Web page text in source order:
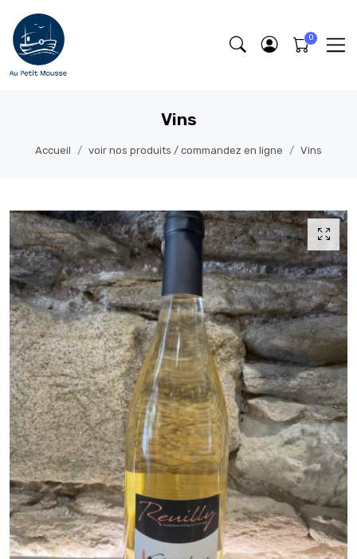
Vins
Accueil voir nos produits / commandez en ligne Vins